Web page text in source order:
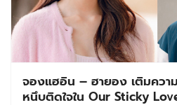
จองแฮอิน – ฮายอง เติมควา
หนึบติดใจใน Our Sticky